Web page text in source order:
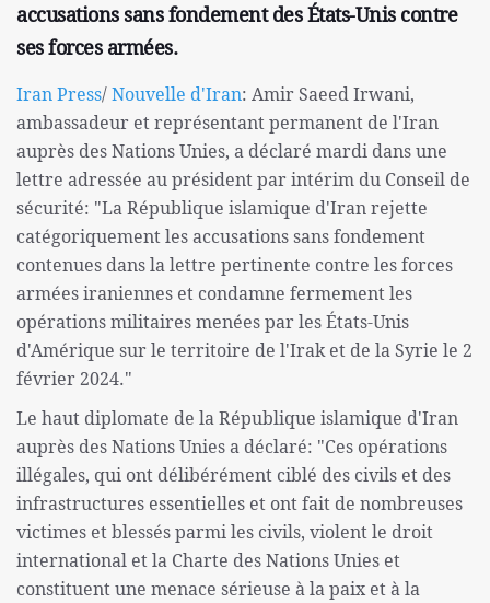
accusations sans fondement des États-Unis contre
ses forces armées.
Iran Press/Nouvelle d'Iran: Amir Saeed Irwani,
ambassadeur et représentant permanent de l'Iran
auprès des Nations Unies, a déclaré mardi dans une
lettre adressée au président par intérim du Conseil de
sécurité: "La République islamique d'Iran rejette
catégoriquement les accusations sans fondement
contenues dans la lettre pertinente contre les forces
armées iraniennes et condamne fermement les
opérations militaires menées par les États-Unis
d'Amérique sur le territoire de l'Irak et de la Syrie le 2
février 2024."
Le haut diplomate de la République islamique d'Iran
auprès des Nations Unies a déclaré: "Ces opérations
illégales, qui ont délibérément ciblé des civils et des
infrastructures essentielles et ont fait de nombreuses
victimes et blessés parmi les civils, violent le droit
international et la Charte des Nations Unies et
constituent une menace sérieuse à la paix et à la